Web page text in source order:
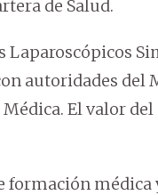
de Salud.
autoridades del
El valor del